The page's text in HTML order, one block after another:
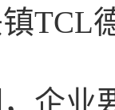
TCL
业要